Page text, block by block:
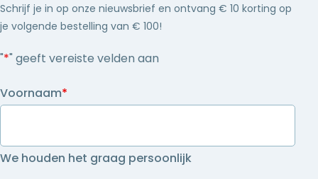
Schrijf je in op onze nieuwsbrief en ontvang € 10 korting op
je volgende bestelling van € 100!
"*" geeft vereiste velden aan
Voornaam*
We houden het graag persoonlijk